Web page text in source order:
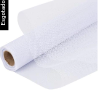
Esgotado